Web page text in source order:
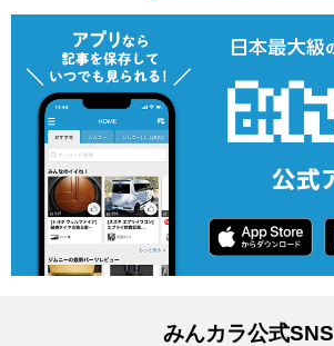
みんカラ公式SNS